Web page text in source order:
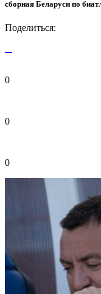
сборная Беларуси по
Поделиться:
0
0
0